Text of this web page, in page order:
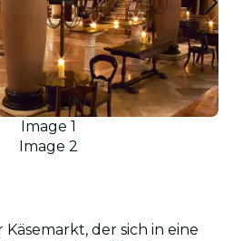
Image 1
Image 2
der sich in eine